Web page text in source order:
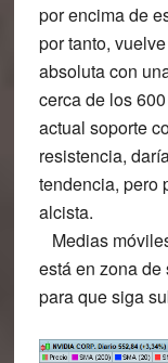
por encima de
por tanto,
absoluta con
cerca de los
actual soporte
resistencia,
tendencia, pero
alcista.
Medias
está en zona
para que siga